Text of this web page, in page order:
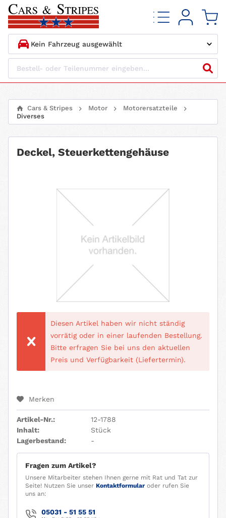
1. HERSTELLER
3. BAUJAHR
4. MOTORTYP
Cars & Stripes Motor
Motorersatzteile
Diverses
Deckel, Steuerkettengehäuse
Diesen Artikel haben wir nicht ständig
vorrätig oder in einer laufenden Bestellung.
Bitte erfragen Sie bei uns den aktuellen
Preis und Verfügbarkeit (Liefertermin).
Merken
Artikel-Nr.:
12-1788
Inhalt:
Stück
Lagerbestand:
-
Fragen zum Artikel?
Unsere Mitarbeiter stehen Ihnen gerne mit Rat und Tat zur
Seite! Nutzen Sie unser Kontaktformular oder rufen Sie
uns an:
05031 - 51 55 51